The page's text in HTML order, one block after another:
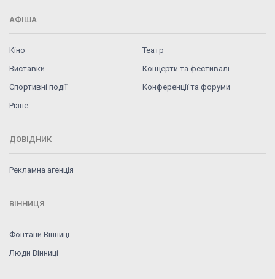
АФІША
Кіно
Театр
Виставки
Концерти та фестивалі
Спортивні події
Конференції та форуми
Різне
ДОВІДНИК
Рекламна агенція
ВІННИЦЯ
Фонтани Вінниці
Люди Вінниці